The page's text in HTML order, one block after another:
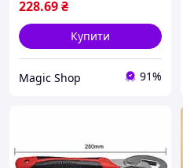
228.69₴
Купити
Magic Shop 91%